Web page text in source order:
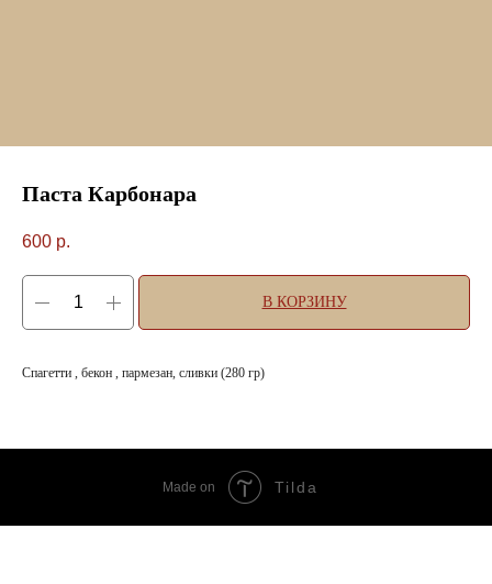
Паста Карбонара
600 р.
В КОРЗИНУ
Спагетти , бекон , пармезан, сливки (280 гр)
Made on Tilda